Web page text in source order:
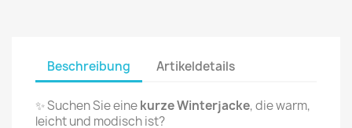
Beschreibung Artikeldetails
✨ Suchen Sie einekurze Winterjacke, die warm,
leicht und modisch ist?